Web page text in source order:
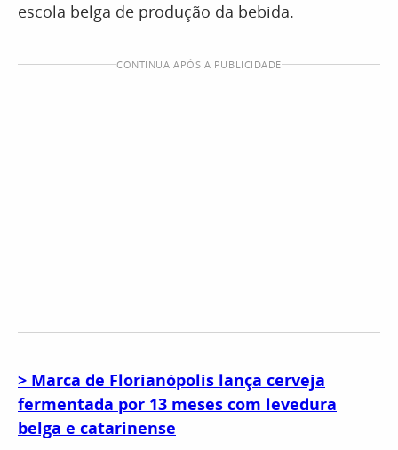
escola belga de produção da bebida.
CONTINUA APÓS A PUBLICIDADE
> Marca de Florianópolis lança cerveja
fermentada por 13 meses com levedura
belga e catarinense